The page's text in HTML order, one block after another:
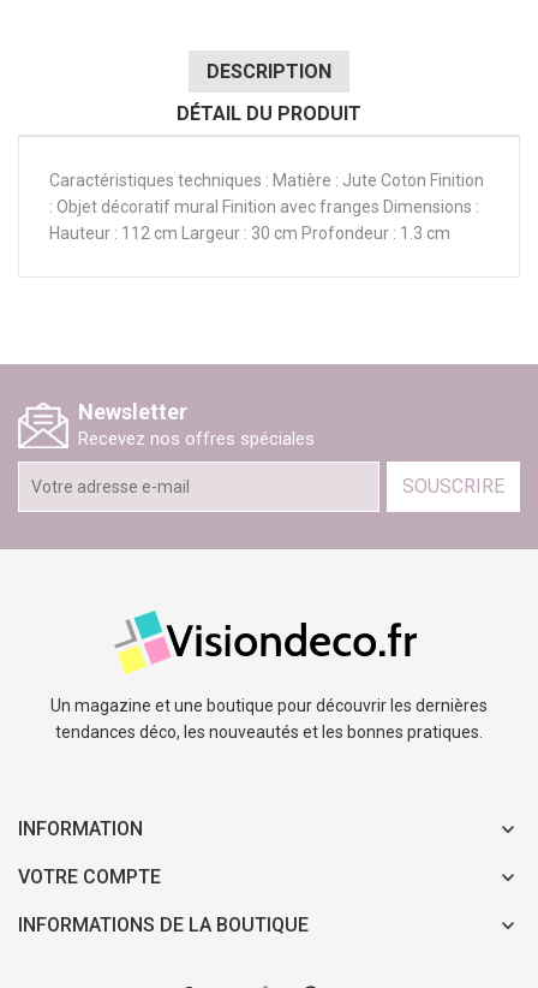
DESCRIPTION
DÉTAIL DU PRODUIT
Caractéristiques techniques : Matière : Jute Coton Finition
: Objet décoratif mural Finition avec franges Dimensions :
Hauteur : 112 cm Largeur : 30 cm Profondeur : 1.3 cm
Newsletter
Recevez nos offres spéciales
SOUSCRIRE
Un magazine et une boutique pour découvrir les dernières
tendances déco, les nouveautés et les bonnes pratiques.
INFORMATION
VOTRE COMPTE
INFORMATIONS DE LA BOUTIQUE